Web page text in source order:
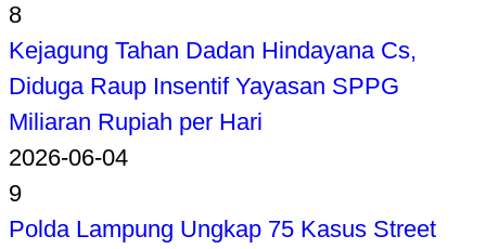
8
Kejagung Tahan Dadan Hindayana Cs,
Diduga Raup Insentif Yayasan SPPG
Miliaran Rupiah per Hari
2026-06-04
9
Polda Lampung Ungkap 75 Kasus Street